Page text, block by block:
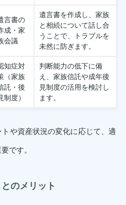
言書の
成・家
会議
遺言書を作成し、家族
と相続について話し合
うことで、トラブルを
未然に防ぎます。
知症対
（家族
託・後
制度）
判断能力の低下に備
え、家族信託や成年後
見制度の活用を検討し
ます。
や資産状況の変化に応じて、適
です。
のメリット